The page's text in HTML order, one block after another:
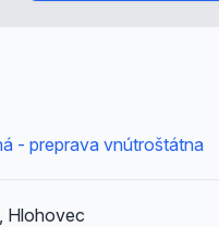
- preprava vnútroštátna
Hlohovec